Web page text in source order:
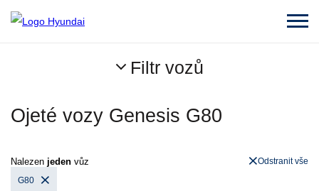
Filtr vozů
Ojeté vozy Genesis G80
Nalezen jeden vůz
G80
Odstranit vše